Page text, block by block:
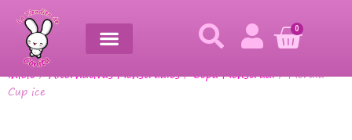
0
Inicio/Alternativas Menstruales/Copa Menstrual/ Merula
Cup ice